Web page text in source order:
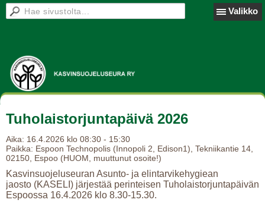
Valikko
Tuholaistorjuntapäivä 2026
Aika: 16.4.2026 klo 08:30 - 15:30
Paikka: Espoon Technopolis (Innopoli 2, Edison1), Tekniikantie 14,
02150, Espoo (HUOM, muuttunut osoite!)
Kasvinsuojeluseuran Asunto- ja elintarvikehygiean
jaosto (KASELI) järjestää perinteisen Tuholaistorjuntapäivän
Espoossa 16.4.2026 klo 8.30-15.30.